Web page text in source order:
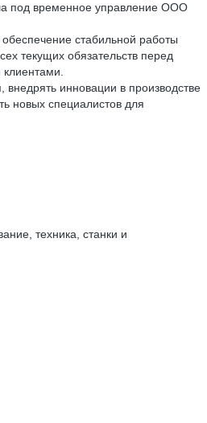
под временное управление ООО
стабильной работы
текущих обязательств перед
инновации в производстве
новых специалистов для
техника, станки и